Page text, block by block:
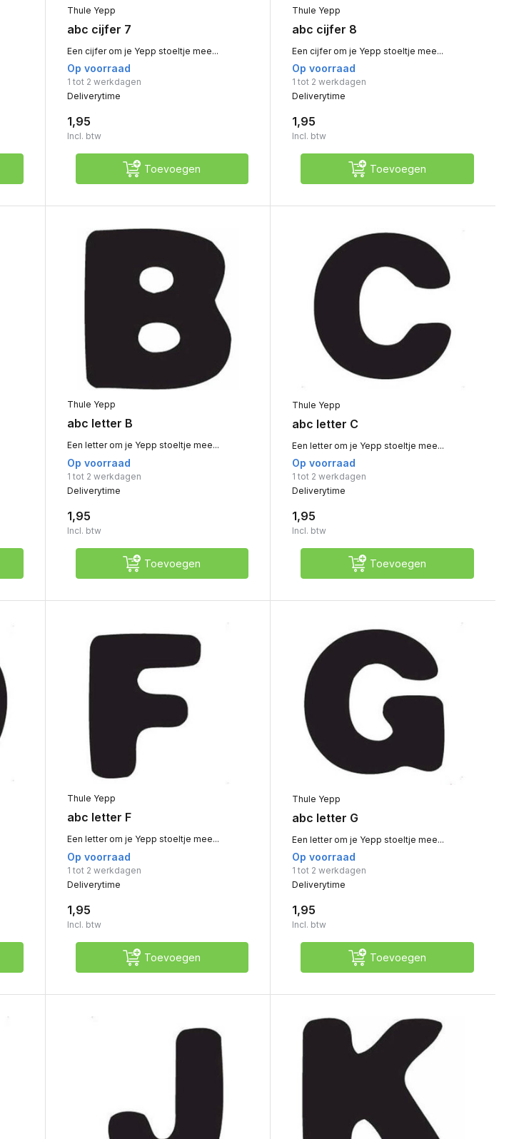
Thule Yepp
abc cijfer 7
Een cijfer om je Yepp stoeltje mee...
Op voorraad
1 tot 2 werkdagen
Deliverytime
1,95
Incl. btw
Toevoegen
Thule Yepp
abc cijfer 8
Een cijfer om je Yepp stoeltje mee...
Op voorraad
1 tot 2 werkdagen
Deliverytime
1,95
Incl. btw
Toevoegen
Thule Yepp
abc letter B
Een letter om je Yepp stoeltje mee...
Op voorraad
1 tot 2 werkdagen
Deliverytime
1,95
Incl. btw
Toevoegen
Thule Yepp
abc letter C
Een letter om je Yepp stoeltje mee...
Op voorraad
1 tot 2 werkdagen
Deliverytime
1,95
Incl. btw
Toevoegen
Thule Yepp
abc letter F
Een letter om je Yepp stoeltje mee...
Op voorraad
1 tot 2 werkdagen
Deliverytime
1,95
Incl. btw
Toevoegen
Thule Yepp
abc letter G
Een letter om je Yepp stoeltje mee...
Op voorraad
1 tot 2 werkdagen
Deliverytime
1,95
Incl. btw
Toevoegen